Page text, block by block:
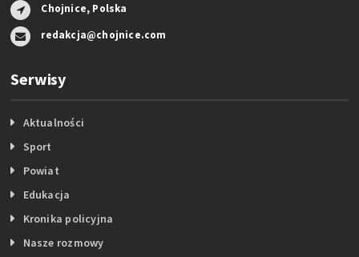
Chojnice, Polska
redakcja@chojnice.com
Serwisy
Aktualności
Sport
Powiat
Edukacja
Kronika policyjna
Nasze rozmowy